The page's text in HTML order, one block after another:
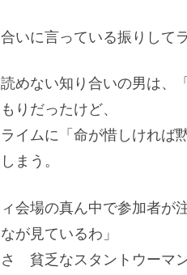
いに言っている振りして
めない知り合いの男は、
りだったけど、
イムに「命が惜しければ
まう。
会場の真ん中で参加者が
なが見ているわ」
さ 貧乏なスタントウーマ